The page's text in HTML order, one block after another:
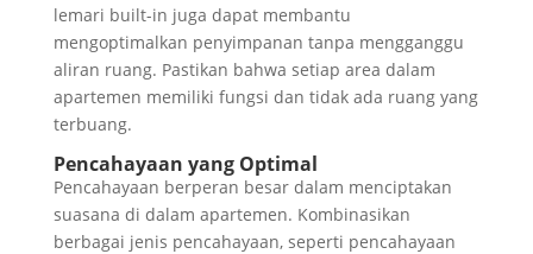
lemari built-in juga dapat membantu
mengoptimalkan penyimpanan tanpa mengganggu
aliran ruang. Pastikan bahwa setiap area dalam
apartemen memiliki fungsi dan tidak ada ruang yang
terbuang.
Pencahayaan yang Optimal
Pencahayaan berperan besar dalam menciptakan
suasana di dalam apartemen. Kombinasikan
berbagai jenis pencahayaan, seperti pencahayaan